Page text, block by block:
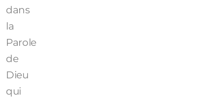
dans
la
Parole
de
Dieu
qui